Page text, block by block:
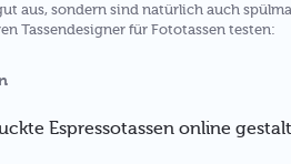
aus, sondern sind natürlich auch
Tassendesigner für Fototassen testen:
Espressotassen online